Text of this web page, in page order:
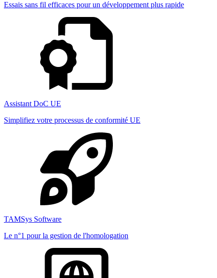
Essais sans fil efficaces pour un développement plus rapide
Assistant DoC UE
Simplifiez votre processus de conformité UE
TAMSys Software
Le n°1 pour la gestion de l'homologation